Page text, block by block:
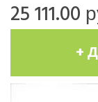
25 111.00
+